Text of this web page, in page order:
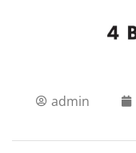
admin